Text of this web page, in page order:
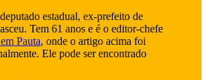
estadual, ex-prefeito de
Tem 61 anos e é o editor-chefe
Pauta, onde o artigo acima foi
Ele pode ser encontrado